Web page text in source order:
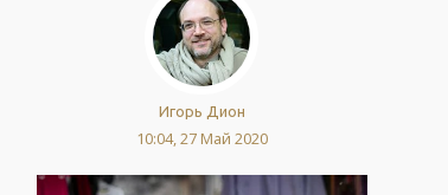
Игорь Дион
10:04, 27 Май 2020